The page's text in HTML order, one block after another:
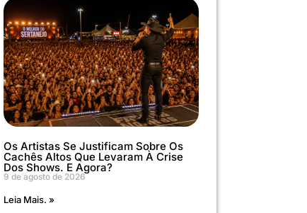
Os Artistas Se Justificam Sobre Os
Cachês Altos Que Levaram À Crise
Dos Shows. E Agora?
9 de agosto de 2026
Leia Mais. »